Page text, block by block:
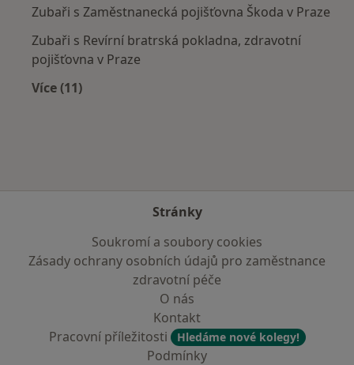
Zubaři s Zaměstnanecká pojišťovna Škoda v Praze
Zubaři s Revírní bratrská pokladna, zdravotní
pojišťovna v Praze
Více (11)
Stránky
Soukromí a soubory cookies
Zásady ochrany osobních údajů pro zaměstnance
zdravotní péče
O nás
Kontakt
Pracovní příležitosti
Hledáme nové kolegy!
Podmínky